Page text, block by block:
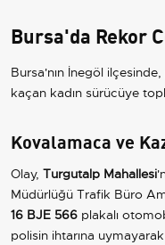
Bursa'da Rekor
Bursa'nın İnegöl
kaçan kadın sürücüye
Kovalamaca ve
Olay, Turgutalp Mahallesi
Müdürlüğü Trafik Büro
16 BJE 566 plakalı
polisin ihtarına